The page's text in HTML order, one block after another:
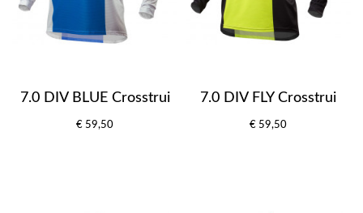
7.0 DIV BLUE Crosstrui
€ 59,50
7.0 DIV FLY Crosstrui
€ 59,50